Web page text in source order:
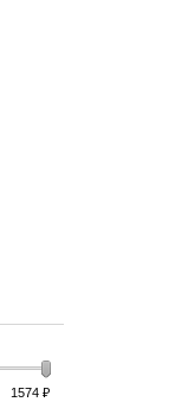
1574₽